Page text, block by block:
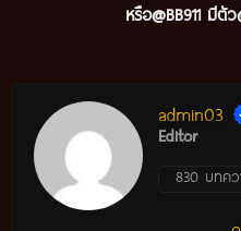
หรือ@BB911 มีตั
admin03
Editor
830 บทค